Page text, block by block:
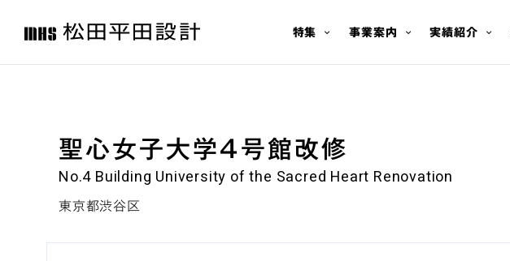
特集 事業案内 実績紹介
聖心女子大学４号館改修
No.4 Building University of the Sacred Heart Renovation
東京都渋谷区